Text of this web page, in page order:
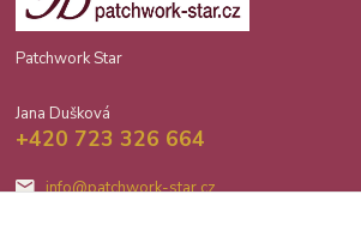
Patchwork Star
Jana Dušková
+420 723 326 664
info@patchwork-star.cz